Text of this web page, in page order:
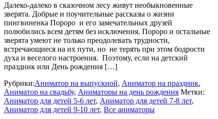
Далеко-далеко в сказочном лесу живут необыкновенные
зверята. Добрые и поучительные рассказы о жизни
пингвиненка Пороро и его замечательных друзей
полюбились всем детям без исключения. Пороро и остальные
зверята умеют не только преодолевать трудности,
встречающиеся на их пути, но не терять при этом бодрости
духа и веселого настроения. Поэтому, если на детский
праздник или День рождения […]
Рубрики:Аниматор на выпускной, Аниматор на праздник,
Аниматор на свадьбу, Аниматоры на день рождения Метки:
Аниматор для детей 5-6 лет, Аниматор для детей 7-8 лет,
Аниматор для детей 9-10 лет, Все аниматоры